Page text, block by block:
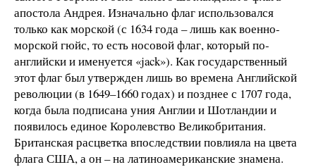
апостола Андрея. Изначально флаг использовался
только как морской (с 1634 года – лишь как военно-
морской гюйс, то есть носовой флаг, который по-
английски и именуется «jack»). Как государственный
этот флаг был утвержден лишь во времена Английской
революции (в 1649–1660 годах) и позднее с 1707 года,
когда была подписана уния Англии и Шотландии и
появилось единое Королевство Великобритания.
Британская расцветка впоследствии повлияла на цвета
флага США, а он – на латиноамериканские знамена.